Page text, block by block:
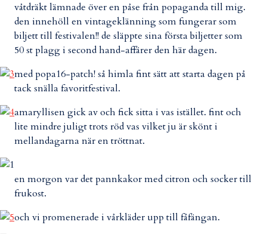
våtdräkt lämnade över en påse från popaganda till mig.
den innehöll en vintageklänning som fungerar som
biljett till festivalen!! de släppte sina första biljetter som
50 st plagg i second hand-affärer den här dagen.
med popa16-patch! så himla fint sätt att starta dagen på
tack snälla favoritfestival.
amaryllisen gick av och fick sitta i vas istället. fint och
lite mindre juligt trots röd vas vilket ju är skönt i
mellandagarna när en tröttnat.
en morgon var det pannkakor med citron och socker till
frukost.
och vi promenerade i vårkläder upp till fåfängan.